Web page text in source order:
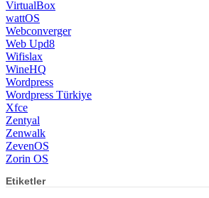
VirtualBox
wattOS
Webconverger
Web Upd8
Wifislax
WineHQ
Wordpress
Wordpress Türkiye
Xfce
Zentyal
Zenwalk
ZevenOS
Zorin OS
Etiketler